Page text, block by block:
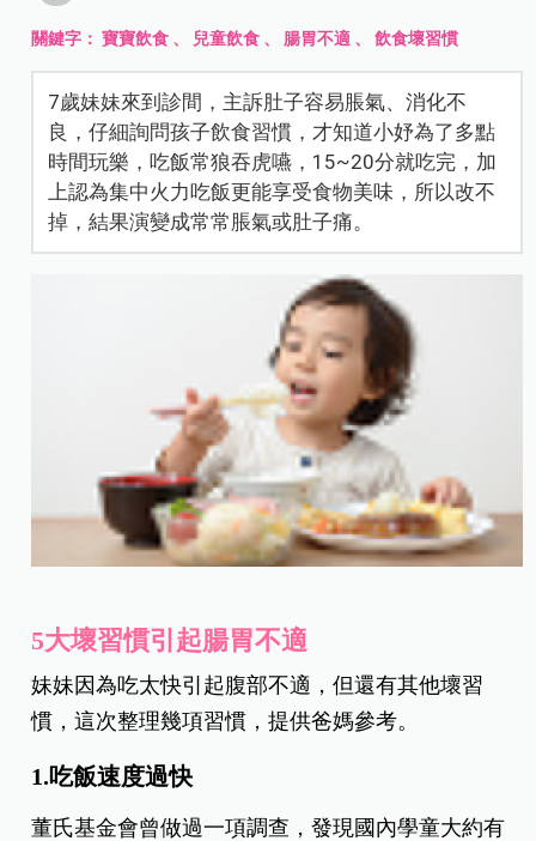
關鍵字：寶寶飲食 、 兒童飲食 、 腸胃不適 、飲食壞習慣
7歲妹妹來到診間，主訴肚子容易脹氣、消化不
良，仔細詢問孩子飲食習慣，才知道小妤為了多點
時間玩樂，吃飯常狼吞虎嚥，15~20分就吃完，加
上認為集中火力吃飯更能享受食物美味，所以改不
掉，結果演變成常常脹氣或肚子痛。
5大壞習慣引起腸胃不適
妹妹因為吃太快引起腹部不適，但還有其他壞習
慣，這次整理幾項習慣，提供爸媽參考。
1.吃飯速度過快
董氏基金會曾做過一項調查，發現國內學童大約有